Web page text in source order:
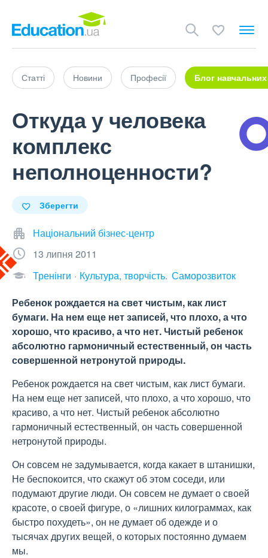
Статті Новини Професії Блог навчальних
Откуда у человека
комплекс
неполноценности?
Зберегти
Національний бізнес-центр
13 липня 2011
Тренінги
Культура, творчість Саморозвиток
Ребенок рождается на свет чистым, как лист
бумаги. На нем еще нет записей, что плохо, а что
хорошо, что красиво, а что нет. Чистый ребенок
абсолютно гармоничный естественный, он часть
совершенной нетронутой природы.
Ребенок рождается на свет чистым, как лист бумаги.
На нем еще нет записей, что плохо, а что хорошо, что
красиво, а что нет. Чистый ребенок абсолютно
гармоничный естественный, он часть совершенной
нетронутой природы.
Он совсем не задумывается, когда какает в штанишки,
Не беспокоится, что скажут об этом соседи, или
подумают другие люди. Он совсем не думает о своей
красоте, о своей фигуре, о «лишних килограммах, как
быстро похудеть», он не думает об одежде и о
тысячах других вещей, о которых постоянно думаем
мы.